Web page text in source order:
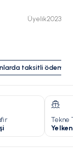
Üyelik2023
taksitli ödeme
Tekne